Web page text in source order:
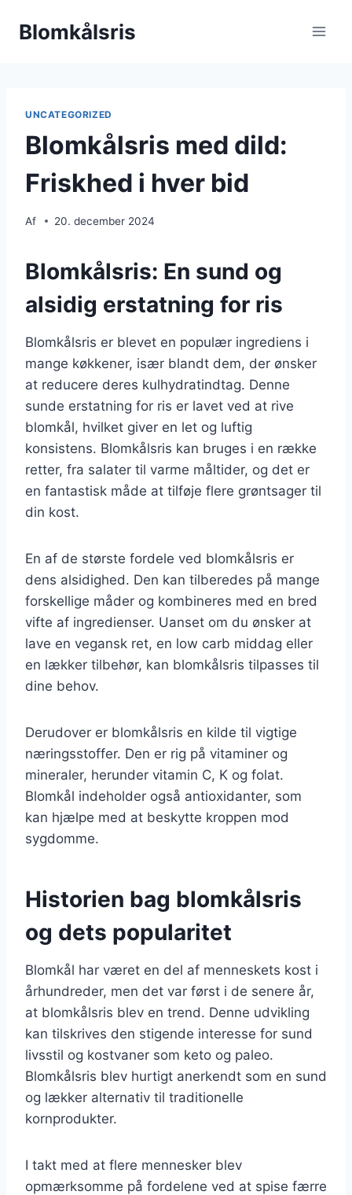
Blomkålsris
UNCATEGORIZED
Blomkålsris med dild:
Friskhed i hver bid
Af 20. december 2024
Blomkålsris: En sund og
alsidig erstatning for ris
Blomkålsris er blevet en populær ingrediens i
mange køkkener, især blandt dem, der ønsker
at reducere deres kulhydratindtag. Denne
sunde erstatning for ris er lavet ved at rive
blomkål, hvilket giver en let og luftig
konsistens. Blomkålsris kan bruges i en række
retter, fra salater til varme måltider, og det er
en fantastisk måde at tilføje flere grøntsager til
din kost.
En af de største fordele ved blomkålsris er
dens alsidighed. Den kan tilberedes på mange
forskellige måder og kombineres med en bred
vifte af ingredienser. Uanset om du ønsker at
lave en vegansk ret, en low carb middag eller
en lækker tilbehør, kan blomkålsris tilpasses til
dine behov.
Derudover er blomkålsris en kilde til vigtige
næringsstoffer. Den er rig på vitaminer og
mineraler, herunder vitamin C, K og folat.
Blomkål indeholder også antioxidanter, som
kan hjælpe med at beskytte kroppen mod
sygdomme.
Historien bag blomkålsris
og dets popularitet
Blomkål har været en del af menneskets kost i
århundreder, men det var først i de senere år,
at blomkålsris blev en trend. Denne udvikling
kan tilskrives den stigende interesse for sund
livsstil og kostvaner som keto og paleo.
Blomkålsris blev hurtigt anerkendt som en sund
og lækker alternativ til traditionelle
kornprodukter.
I takt med at flere mennesker blev
opmærksomme på fordelene ved at spise færre